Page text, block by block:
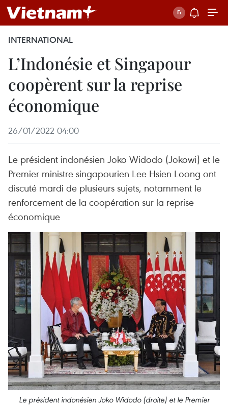
INTERNATIONAL
L’Indonésie et Singapour
coopèrent sur la reprise
économique
26/01/2022 04:00
Le président indonésien Joko Widodo (Jokowi) et le
Premier ministre singapourien Lee Hsien Loong ont
discuté mardi de plusieurs sujets, notamment le
renforcement de la coopération sur la reprise
économique
Le président indonésien Joko Widodo (droite) et le Premier